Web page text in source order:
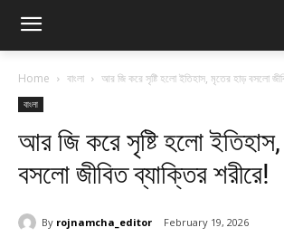
Home বাংলা আর জি করে সৃষ্টি হলো ইতিহাস, মৃতের হাড় বসলো
বাংলা
আর জি করে সৃষ্টি হলো
বসলো জীবিত ব্যাক্তির শরীরে!
By rojnamcha_editor February 19, 2026